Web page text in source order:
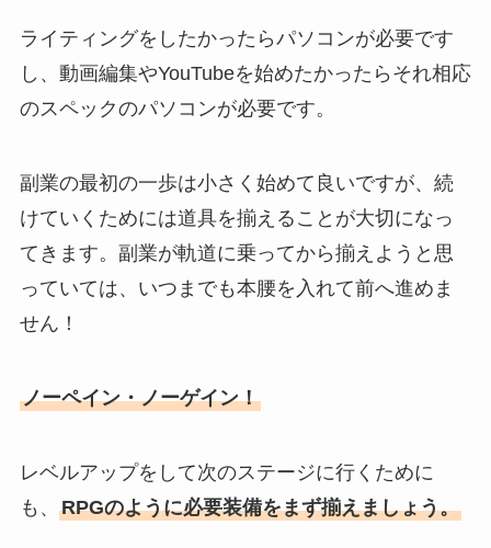
ライティングをしたかったらパソコンが必要です
し、動画編集やYouTubeを始めたかったらそれ相応
のスペックのパソコンが必要です。
副業の最初の一歩は小さく始めて良いですが、続
けていくためには道具を揃えることが大切になっ
てきます。副業が軌道に乗ってから揃えようと思
っていては、いつまでも本腰を入れて前へ進めま
せん！
ノーペイン・ノーゲイン！
レベルアップをして次のステージに行くために
も、 RPGのように必要装備をまず揃えましょう。